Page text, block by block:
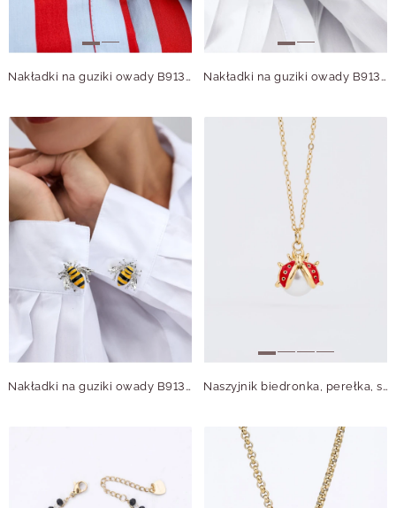
Nakładki na guziki owady B913859Z00 Nakładki na guziki owady B913905Z00
Nakładki na guziki owady B913853S00 Naszyjnik biedronka, perełka, stal pozłacana S312775Z00